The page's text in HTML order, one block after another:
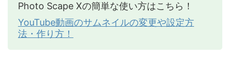
Photo Scape Xの簡単な使い方はこちら！
YouTube動画のサムネイルの変更や設定方
法・作り方！